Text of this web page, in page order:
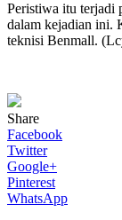
Peristiwa itu terjadi
dalam kejadian ini.
teknisi Benmall.
Share
Facebook
Twitter
Google+
Pinterest
WhatsApp